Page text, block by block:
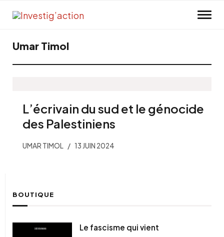
Umar Timol
L’écrivain du sud et le génocide
des Palestiniens
UMAR TIMOL 13 JUIN 2024
BOUTIQUE
Le fascisme qui vient